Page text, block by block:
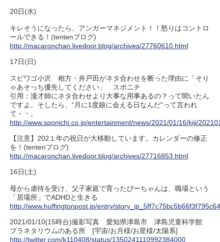
20日(水)
キレそうになったら、アンガーマネジメント！！怒りはコントロ
ールできる！(tentenブログ)
http://macaronchan.livedoor.blog/archives/27760610.html
17日(日)
スピワゴ小沢 相方・井戸田がネタ合わせを断った理由に「そり
ゃあそっち優先してください」 スポニチ
引用：漫才師にネタ合わせより大事な用事あるの？って聞いたん
ですよ。そしたら、“月に1度娘に会える日なんだ”って言われ
て・・。
http://www.sponichi.co.jp/entertainment/news/2021/01/16/kiji/
【注意】202１年の祝日が大移動しています。カレンダーの修正
を！(tentenブログ)
http://macaronchan.livedoor.blog/archives/27716853.html
16日(土)
母から虐待を受け、父子家庭で育ったぴーちゃんは、職場という
「居場所」でADHDと生きる
http://www.huffingtonpost.jp/entry/
2021/01/10(15時台)撮影写真 愛知県津島市 津島児童科学館
プラネタリウムのある所 [宇宙/お月様/お星様/太陽系]
http://twitter.com/k110408/status/1350241110992384000